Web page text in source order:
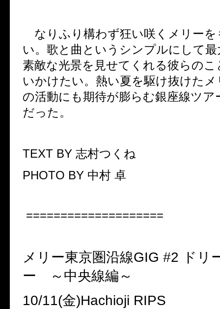
なりふり構わず狂い咲くメリーを
い。歌と曲というシンプルにして
素敵な光景を見せてくれる彼らの
いかけたい。熱い夏を駆け抜けた
の活動にも期待が膨らむ銀座線ツア
だった。
TEXT BY 志村つくね
PHOTO BY 中村 卓
====================
メリー東京圏沿線GIG #2
ドリ
ー ～中央線編～
10/11(金)Hachioji RIPS